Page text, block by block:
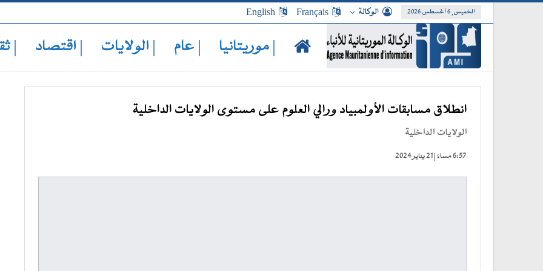
الخميس, 6 أغسطس 2026 الوكالة Français
English
| موريتانيا | عام | الولايات | اقتصاد |
انطلاق مسابقات الأولمبياد ورالي العلوم على مستوى الولايات الداخلية
الولايات الداخلية
6:57 مساءً | 21 يناير 2024